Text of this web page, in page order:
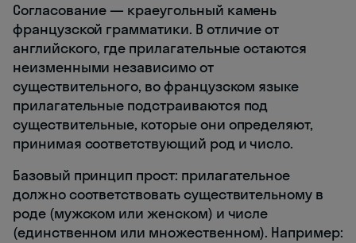
Согласование — краеугольный камень
французской грамматики. В отличие от
английского, где прилагательные остаются
неизменными независимо от
существительного, во французском языке
прилагательные подстраиваются под
существительные, которые они определяют,
принимая соответствующий род и число.
Базовый принцип прост: прилагательное
должно соответствовать существительному в
роде (мужском или женском) и числе
(единственном или множественном). Например: